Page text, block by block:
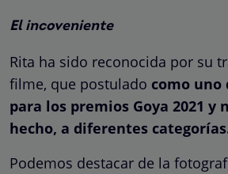
El incoveniente
Rita ha sido reconocida por su
filme, que postulado como uno
para los premios Goya 2021 y
hecho, a diferentes
Podemos destacar de la